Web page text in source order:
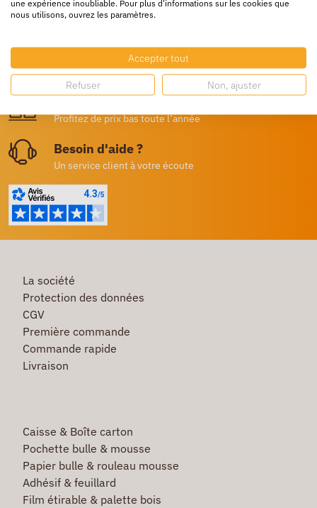
Livraison rapide
Livraison gratuite
Dès 250€ HT d’achat
Profitez de prix bas toute l’année
Besoin d'aide ?
Un service client à votre écoute
La société
Protection des données
CGV
Première commande
Commande rapide
Livraison
Caisse & Boîte carton
Pochette bulle & mousse
Papier bulle & rouleau mousse
Adhésif & feuillard
Film étirable & palette bois
une expérience inoubliable. Pour plus d'informations sur les cookies que
nous utilisons, ouvrez les paramètres.
Accepter tout
Refuser Non, ajuster